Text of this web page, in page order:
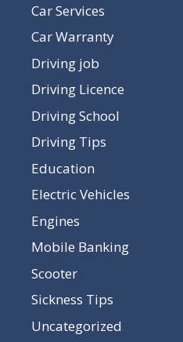
Car Services
Car Warranty
Driving job
Driving Licence
Driving School
Driving Tips
Education
Electric Vehicles
Engines
Mobile Banking
Scooter
Sickness Tips
Uncategorized